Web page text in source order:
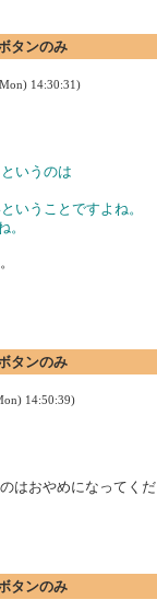
タンのみ
14:30:31)
いうのは
いうことですよね。
。
タンのみ
14:50:39)
はおやめになってく
タンのみ